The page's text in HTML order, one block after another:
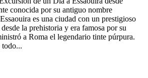
conocida por su antiguo nombre
es una ciudad con un prestigioso
la prehistoria y era famosa por su
a Roma el legendario tinte púrpura.
todo...